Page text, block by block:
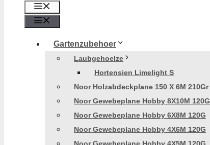
Gartenzubehoer
Laubgehoelze
Hortensien Limelight S
Noor Holzabdeckplane 150 X 6M 210Gr
Noor Gewebeplane Hobby 8X10M 120G
Noor Gewebeplane Hobby 6X8M 120G
Noor Gewebeplane Hobby 4X6M 120G